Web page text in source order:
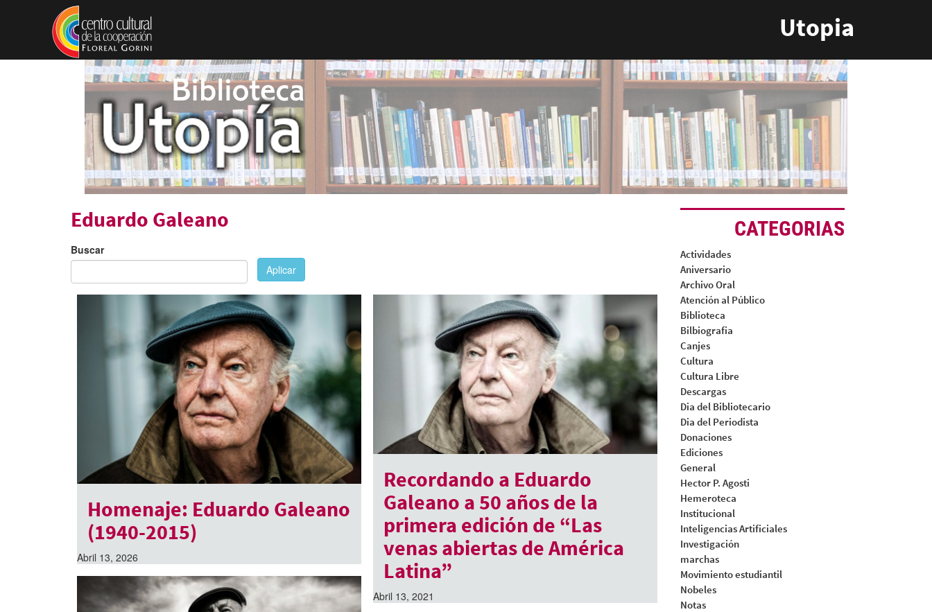
Pasar al contenido principal
Utopia
Eduardo Galeano
Buscar
Aplicar
Homenaje: Eduardo Galeano
(1940-2015)
Abril 13, 2026
Recordando a Eduardo
Galeano a 50 años de la
primera edición de “Las
venas abiertas de América
Latina”
Abril 13, 2021
CATEGORIAS
Actividades
Aniversario
Archivo Oral
Atención al Público
Biblioteca
Bilbiografia
Canjes
Cultura
Cultura Libre
Descargas
Dia del Bibliotecario
Dia del Periodista
Donaciones
Ediciones
General
Hector P. Agosti
Hemeroteca
Institucional
Inteligencias Artificiales
Investigación
marchas
Movimiento estudiantil
Nobeles
Notas